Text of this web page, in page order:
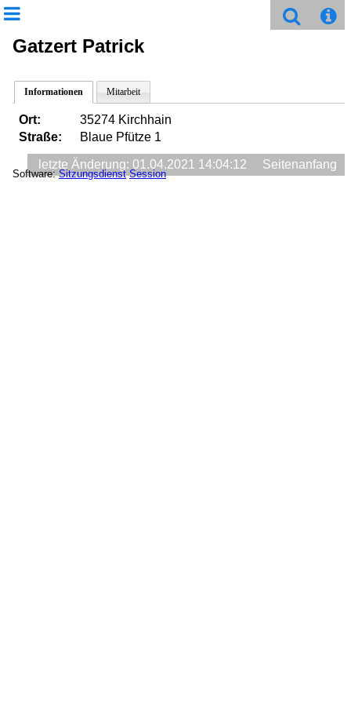
Gatzert Patrick
Informationen Mitarbeit
Ort:
35274 Kirchhain
Straße:
Blaue Pfütze 1
letzte Änderung: 01.04.2021 14:04:12 Seitenanfang
Software:Sitzungsdienst Session